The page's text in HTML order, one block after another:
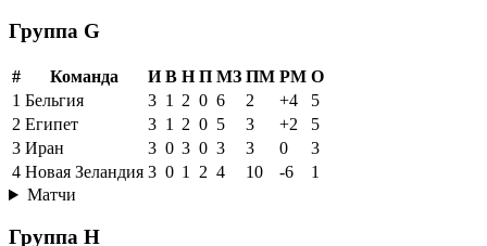
Группа G
# Команда И В Н П МЗ ПМ РМ О
1 Бельгия 3 1 2 0 6 2 +4
5
2 Египет 3 1 2 0 5 3 +2
5
3 Иран 3 0 3 0 3 3 0
3
4 Новая Зеландия 3 0 1 2 4 10 -6
1
Матчи
Группа H